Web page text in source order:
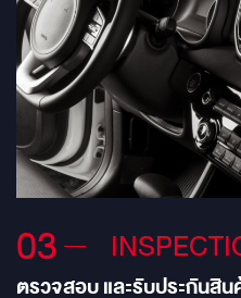
03
ตรวจสอบ และรับประกันสิน